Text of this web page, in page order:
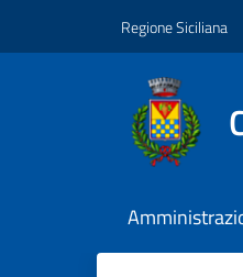
Regione Siciliana